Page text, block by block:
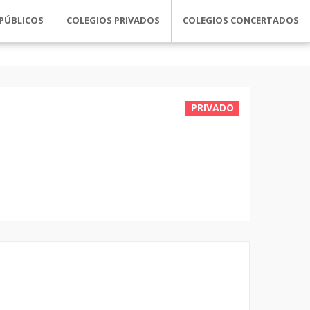
COLEGIOS PRIVADOS COLEGIOS CONCERTADOS
PRIVADO